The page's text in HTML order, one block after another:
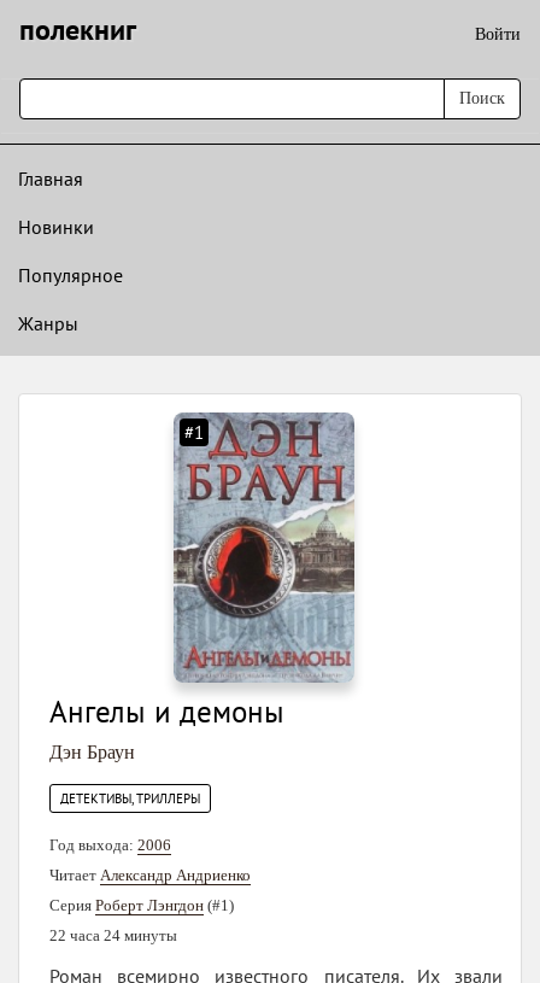
полекниг Войти
Поиск
Главная
Новинки
Популярное
Жанры
#1
Ангелы и демоны
Дэн Браун
ДЕТЕКТИВЫ, ТРИЛЛЕРЫ
Год выхода: 2006
Читает Александр Андриенко
Серия Роберт Лэнгдон (#1)
22 часа 24 минуты
Роман всемирно известного писателя. Их звали